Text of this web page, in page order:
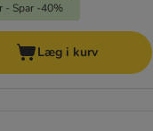
- Spar -40%
Læg i kurv